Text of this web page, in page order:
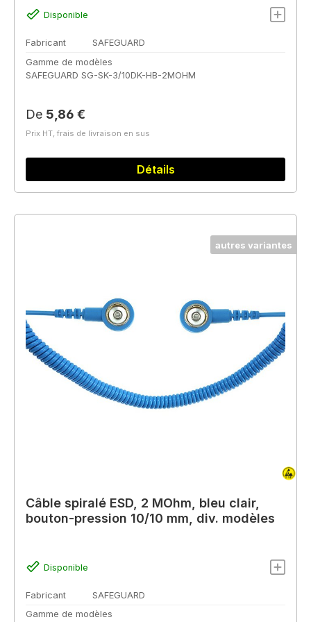
Disponible
Fabricant
SAFEGUARD
Gamme de modèles
SAFEGUARD SG-SK-3/10DK-HB-2MOHM
Prix régulier :
De 5,86 €
Prix HT, frais de livraison en sus
Détails
autres variantes
Câble spiralé ESD, 2 MOhm, bleu clair,
bouton-pression 10/10 mm, div. modèles
Disponible
Fabricant
SAFEGUARD
Gamme de modèles